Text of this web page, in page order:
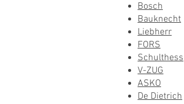
Bosch
Bauknecht
Liebherr
FORS
Schulthess
V-ZUG
ASKO
De Dietrich